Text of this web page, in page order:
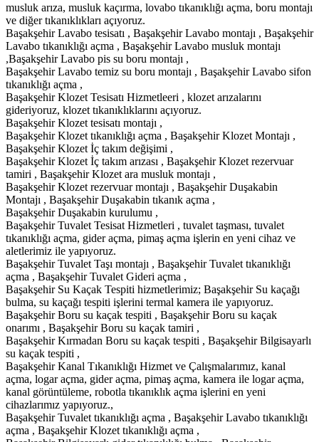
musluk arıza, musluk kaçırma, lovabo tıkanıklığı açma, boru montajı
ve diğer tıkanıklıkları açıyoruz.
Başakşehir Lavabo tesisatı , Başakşehir Lavabo montajı , Başakşehir
Lavabo tıkanıklığı açma , Başakşehir Lavabo musluk montajı
,Başakşehir Lavabo pis su boru montajı ,
Başakşehir Lavabo temiz su boru montajı , Başakşehir Lavabo sifon
tıkanıklığı açma ,
Başakşehir Klozet Tesisatı Hizmetleeri , klozet arızalarını
gideriyoruz, klozet tıkanıklıklarını açıyoruz.
Başakşehir Klozet tesisatı montajı ,
Başakşehir Klozet tıkanıklığı açma , Başakşehir Klozet Montajı ,
Başakşehir Klozet İç takım değişimi ,
Başakşehir Klozet İç takım arızası , Başakşehir Klozet rezervuar
tamiri , Başakşehir Klozet ara musluk montajı ,
Başakşehir Klozet rezervuar montajı , Başakşehir Duşakabin
Montajı , Başakşehir Duşakabin tıkanık açma ,
Başakşehir Duşakabin kurulumu ,
Başakşehir Tuvalet Tesisat Hizmetleri , tuvalet taşması, tuvalet
tıkanıklığı açma, gider açma, pimaş açma işlerin en yeni cihaz ve
aletlerimiz ile yapıyoruz.
Başakşehir Tuvalet Taşı montajı , Başakşehir Tuvalet tıkanıklığı
açma , Başakşehir Tuvalet Gideri açma ,
Başakşehir Su Kaçak Tespiti hizmetlerimiz; Başakşehir Su kaçağı
bulma, su kaçağı tespiti işlerini termal kamera ile yapıyoruz.
Başakşehir Boru su kaçak tespiti , Başakşehir Boru su kaçak
onarımı , Başakşehir Boru su kaçak tamiri ,
Başakşehir Kırmadan Boru su kaçak tespiti , Başakşehir Bilgisayarlı
su kaçak tespiti ,
Başakşehir Kanal Tıkanıklığı Hizmet ve Çalışmalarımız, kanal
açma, logar açma, gider açma, pimaş açma, kamera ile logar açma,
kanal görüntüleme, robotla tıkanıklık açma işlerini en yeni
cihazlarımız yapıyoruz.,
Başakşehir Tuvalet tıkanıklığı açma , Başakşehir Lavabo tıkanıklığı
açma , Başakşehir Klozet tıkanıklığı açma ,